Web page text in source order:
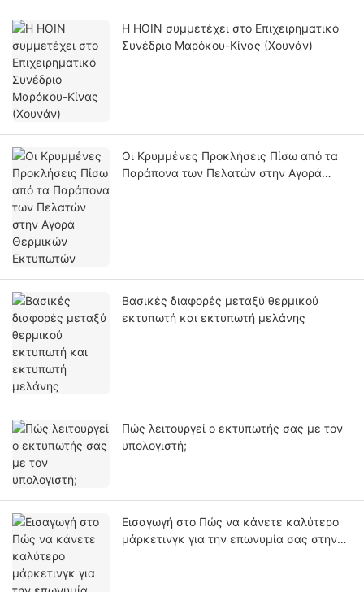
Η HOIN συμμετέχει στο Επιχειρηματικό
Συνέδριο Μαρόκου-Κίνας (Χουνάν)
Οι Κρυμμένες Προκλήσεις Πίσω από τα
Παράπονα των Πελατών στην Αγορά
Βασικές διαφορές μεταξύ θερμικού
εκτυπωτή και εκτυπωτή μελάνης
Πώς λειτουργεί ο εκτυπωτής σας με τον
υπολογιστή;
Εισαγωγή στο Πώς να κάνετε καλύτερο
μάρκετινγκ για την επωνυμία σας στην